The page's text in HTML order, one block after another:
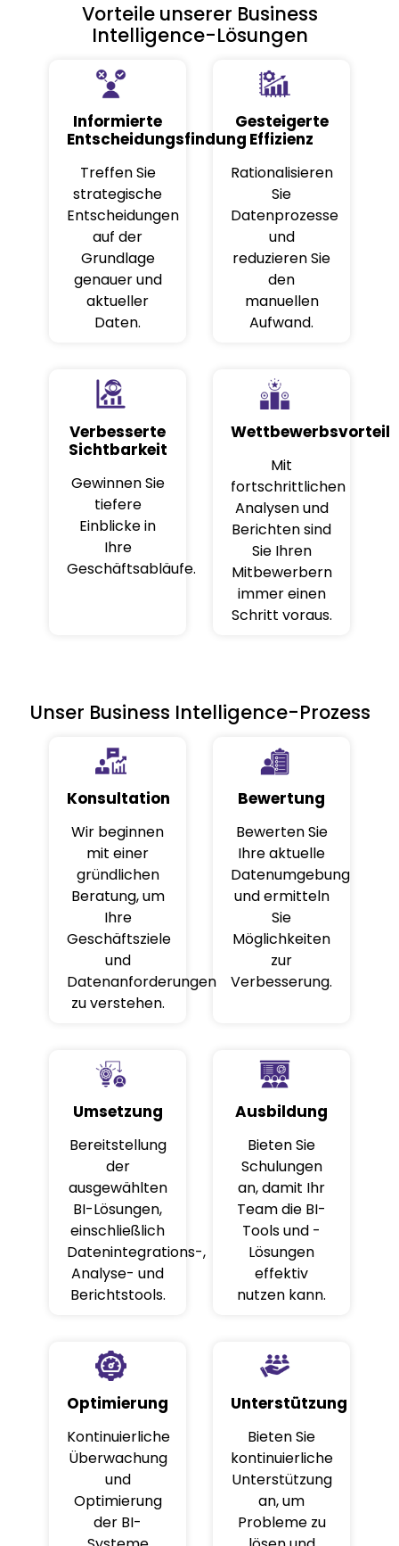
Vorteile unserer Business
Intelligence-Lösungen
Informierte
Entscheidungsfindung
Treffen Sie
strategische
Entscheidungen
auf der
Grundlage
genauer und
aktueller
Daten.
Gesteigerte
Effizienz
Rationalisieren
Sie
Datenprozesse
und
reduzieren Sie
den
manuellen
Aufwand.
Verbesserte
Sichtbarkeit
Gewinnen Sie
tiefere
Einblicke in
Ihre
Geschäftsabläufe.
Wettbewerbsvorteil
Mit
fortschrittlichen
Analysen und
Berichten sind
Sie Ihren
Mitbewerbern
immer einen
Schritt voraus.
Unser Business Intelligence-Prozess
Konsultation
Wir beginnen
mit einer
gründlichen
Beratung, um
Ihre
Geschäftsziele
und
Datenanforderungen
zu verstehen.
Bewertung
Bewerten Sie
Ihre aktuelle
Datenumgebung
und ermitteln
Sie
Möglichkeiten
zur
Verbesserung.
Umsetzung
Bereitstellung
der
ausgewählten
BI-Lösungen,
einschließlich
Datenintegrations-,
Analyse- und
Berichtstools.
Ausbildung
Bieten Sie
Schulungen
an, damit Ihr
Team die BI-
Tools und -
Lösungen
effektiv
nutzen kann.
Optimierung
Kontinuierliche
Überwachung
und
Optimierung
der BI-
Unterstützung
Bieten Sie
kontinuierliche
Unterstützung
an, um
Probleme zu